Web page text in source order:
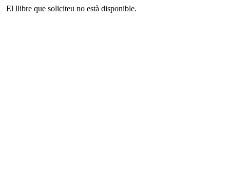
El llibre que soliciteu no està disponible.